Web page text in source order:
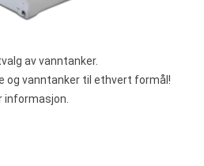
av vanntanker.
og vanntanker til ethvert formål!
informasjon.